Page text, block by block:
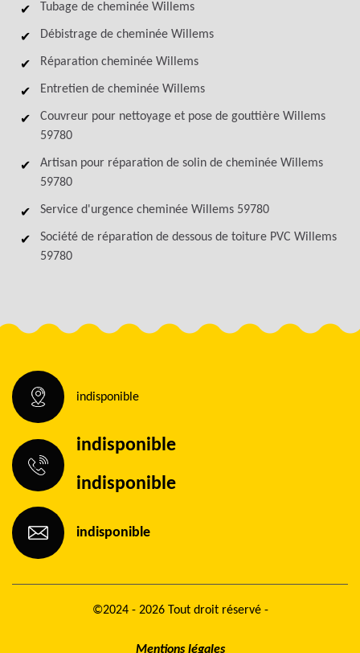
Tubage de cheminée Willems
Débistrage de cheminée Willems
Réparation cheminée Willems
Entretien de cheminée Willems
Couvreur pour nettoyage et pose de gouttière Willems
59780
Artisan pour réparation de solin de cheminée Willems
59780
Service d'urgence cheminée Willems 59780
Société de réparation de dessous de toiture PVC Willems
59780
indisponible
indisponible
indisponible
indisponible
©2024 - 2026 Tout droit réservé -
Mentions légales